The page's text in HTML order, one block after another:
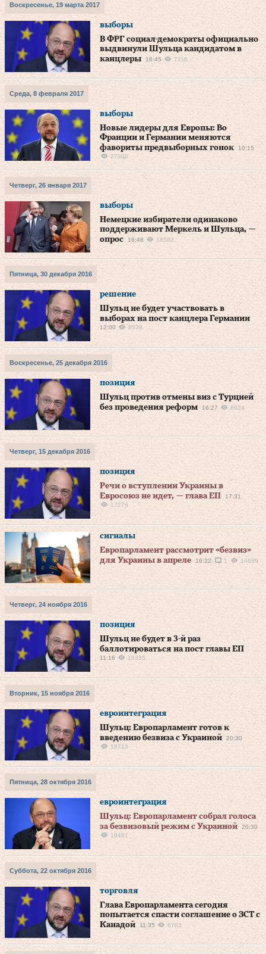
Воскресенье, 19 марта 2017
выборы
В ФРГ социал-демократы официально
выдвинули Шульца кандидатом в
канцлеры
16:45 7116
Среда, 8 февраля 2017
выборы
Новые лидеры для Европы: Во
Франции и Германии меняются
фавориты предвыборных гонок
10:15
27300
Четверг, 26 января 2017
выборы
Немецкие избиратели одинаково
поддерживают Меркель и Шульца, —
опрос
16:48 18582
Пятница, 30 декабря 2016
решение
Шульц не будет участвовать в
выборах на пост канцлера Германии
12:00 8539
Воскресенье, 25 декабря 2016
позиция
Шульц против отмены виз с Турцией
без проведения реформ
16:27 8624
Четверг, 15 декабря 2016
позиция
Речи о вступлении Украины в
Евросоюз не идет, — глава ЕП
17:31
17276
сигналы
Европарламент рассмотрит «безвиз»
для Украины в апреле
16:22 1 14689
Четверг, 24 ноября 2016
позиция
Шульц не будет в 3-й раз
баллотироваться на пост главы ЕП
11:16 16335
Вторник, 15 ноября 2016
евроинтеграция
Шульц: Европарламент готов к
введению безвиза с Украиной
20:30
18713
Пятница, 28 октября 2016
евроинтеграция
Шульц: Европарламент собрал голоса
за безвизовый режим с Украиной
20:30
19481
Суббота, 22 октября 2016
торговля
Глава Европарламента сегодня
попытается спасти соглашение о ЗСТ с
Канадой
11:35 6783